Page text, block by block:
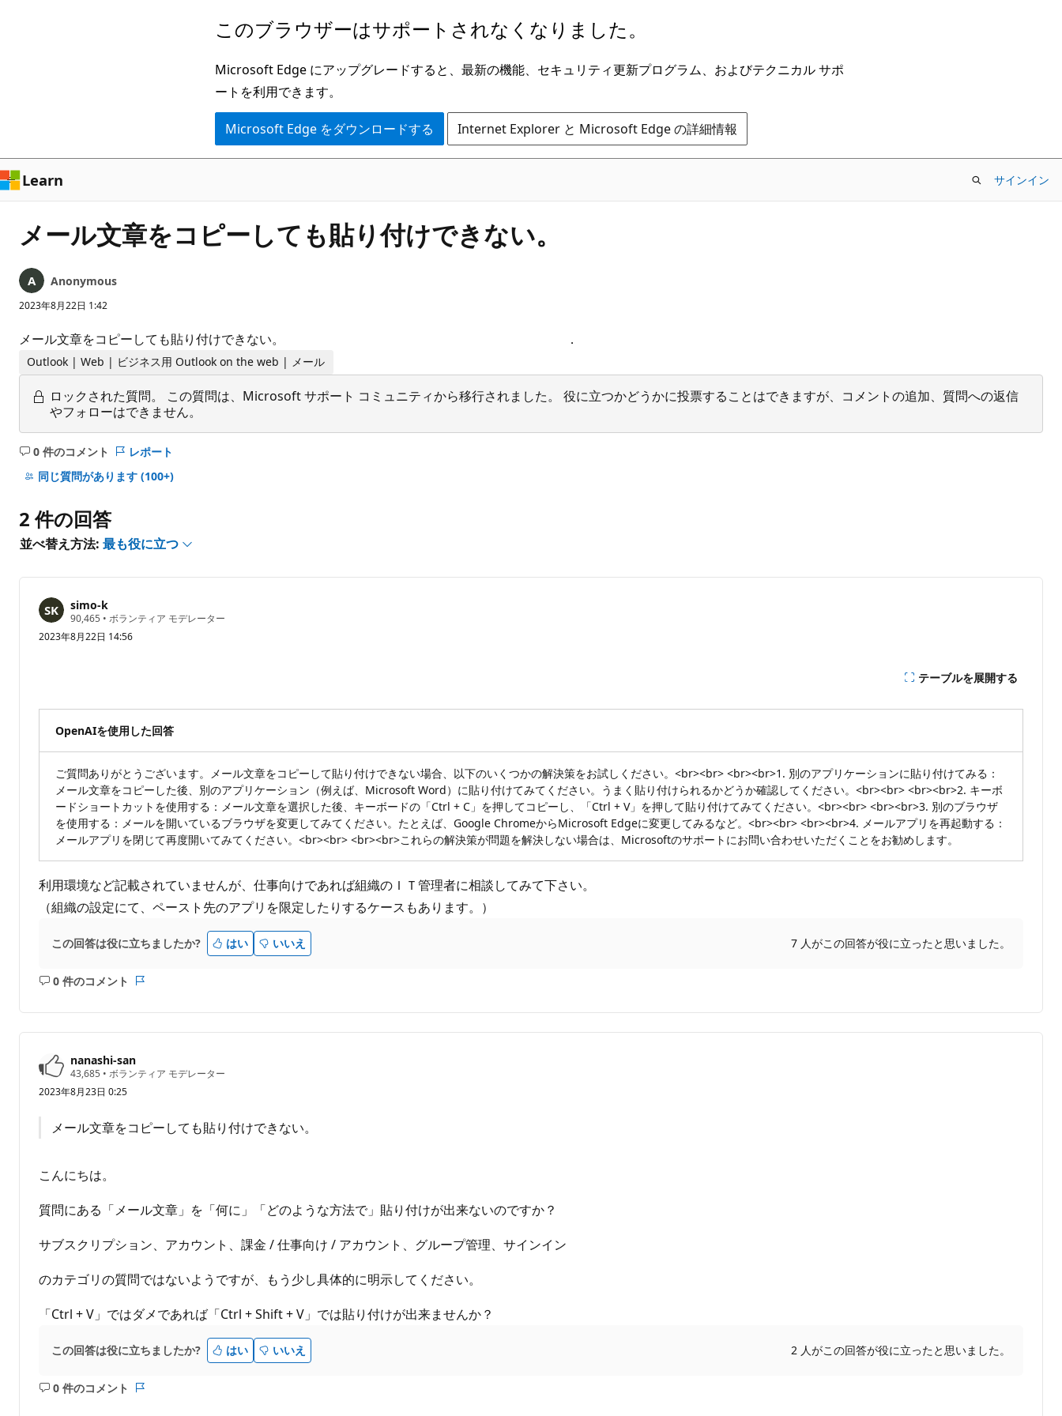
ン
ツ
に
キ
ッ
プ
このブラウザーはサポートされなくなりました。
Microsoft Edge にアップグレードすると、最新の機能、セキュリティ更新プログラム、およびテクニカル サポ
ートを利用できます。
Microsoft Edge をダウンロードする Internet Explorer と Microsoft Edge の詳細情報
Learn サインイン
メール文章をコピーしても貼り付けできない。
Anonymous
2023年8月22日 1:42
メール文章をコピーしても貼り付けできない。 ．
Outlook | Web | ビジネス用 Outlook on the web | メール
ロックされた質問。
この質問は、Microsoft サポート コミュニティから移行されました。 役に立つかどうかに投票することはできますが、コメントの追加、質問への返信
やフォローはできません。
0 件のコメント
コ
メ
は
あ
ま
ん
レポート
同じ質問があります (100+)
2 件の回答
並べ替え方法: 最も役に立つ
simo-k
90,465 評
価
の
• ボランティア モデレーター
2023年8月22日 14:56
テーブルを展開する
OpenAIを使用した回答
ご質問ありがとうございます。メール文章をコピーして貼り付けできない場合、以下のいくつかの解決策をお試しください。<br><br> <br><br>1. 別のアプリケーションに貼り付けてみる：
メール文章をコピーした後、別のアプリケーション（例えば、Microsoft Word）に貼り付けてみてください。うまく貼り付けられるかどうか確認してください。<br><br> <br><br>2. キーボ
ードショートカットを使用する：メール文章を選択した後、キーボードの「Ctrl + C」を押してコピーし、「Ctrl + V」を押して貼り付けてみてください。<br><br> <br><br>3. 別のブラウザ
を使用する：メールを開いているブラウザを変更してみてください。たとえば、Google ChromeからMicrosoft Edgeに変更してみるなど。<br><br> <br><br>4. メールアプリを再起動する：
メールアプリを閉じて再度開いてみてください。<br><br> <br><br>これらの解決策が問題を解決しない場合は、Microsoftのサポートにお問い合わせいただくことをお勧めします。
利用環境など記載されていませんが、仕事向けであれば組織のＩＴ管理者に相談してみて下さい。
（組織の設定にて、ペースト先のアプリを限定したりするケースもあります。）
この回答は役に立ちましたか? はい いいえ 7 人がこの回答が役に立ったと思いました。
0 件のコメント
コ
ト
あ
り
せ
ん
ト
nanashi-san
43,685 評
価
の
イ
ン
• ボランティア モデレーター
2023年8月23日 0:25
メール文章をコピーしても貼り付けできない。
こんにちは。
質問にある「メール文章」を「何に」「どのような方法で」貼り付けが出来ないのですか？
サブスクリプション、アカウント、課金 / 仕事向け / アカウント、グループ管理、サインイン
のカテゴリの質問ではないようですが、もう少し具体的に明示してください。
「Ctrl + V」ではダメであれば「Ctrl + Shift + V」では貼り付けが出来ませんか？
この回答は役に立ちましたか? はい いいえ 2 人がこの回答が役に立ったと思いました。
0 件のコメント
コ